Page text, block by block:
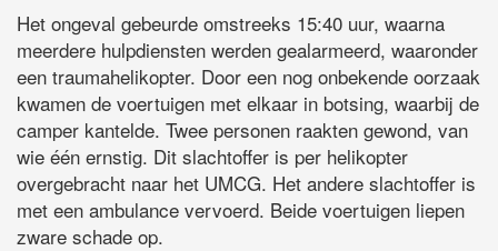
Het ongeval gebeurde omstreeks 15:40 uur, waarna
meerdere hulpdiensten werden gealarmeerd, waaronder
een traumahelikopter. Door een nog onbekende oorzaak
kwamen de voertuigen met elkaar in botsing, waarbij de
camper kantelde. Twee personen raakten gewond, van
wie één ernstig. Dit slachtoffer is per helikopter
overgebracht naar het UMCG. Het andere slachtoffer is
met een ambulance vervoerd. Beide voertuigen liepen
zware schade op.